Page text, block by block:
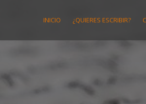
INICIO ¿QUIERES ESCRIBIR?